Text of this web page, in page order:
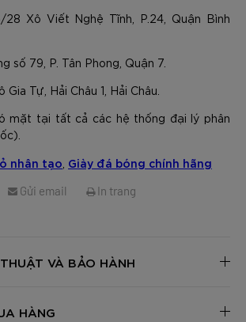
28 Xô Viết Nghệ Tĩnh, P.24, Quận Bình
số 79, P. Tân Phong, Quận 7.
Tự, Hải Châu 1, Hải Châu.
mặt tại tất cả các hệ thống đại lý phân
nhân tạo Giày đá bóng chính hãng
Gửi email In trang
VÀ BẢO HÀNH
HÀNG